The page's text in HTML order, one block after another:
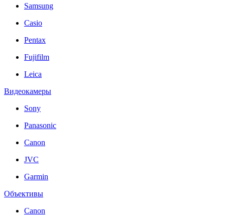
Samsung
Casio
Pentax
Fujifilm
Leica
Видеокамеры
Sony
Panasonic
Canon
JVC
Garmin
Объективы
Canon